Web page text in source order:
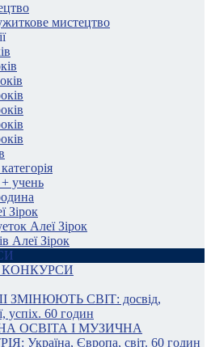
мистецтво
учень
Зірок
Алеї Зірок
Алеї Зірок
ЗМІНЮЮТЬ СВІТ: досвід,
успіх. 60 годин
ОСВІТА І МУЗИЧНА
Україна, Європа, світ. 60 годин